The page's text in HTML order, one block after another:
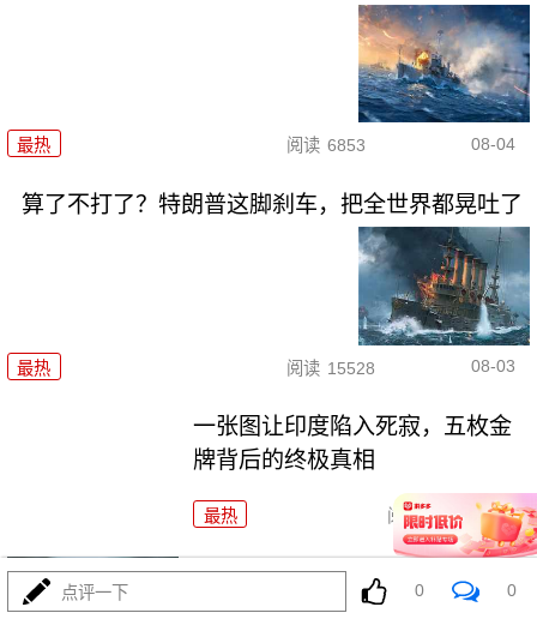
最热 阅读 6853 08-04
算了不打了？特朗普这脚刹车，把全世界都晃吐了
最热 阅读 15528 08-03
一张图让印度陷入死寂，五枚金
牌背后的终极真相
最热 阅读 10824
上将一封信捅破天！美军五艘驱
逐舰要盖三口锅！
点评一下 0 0